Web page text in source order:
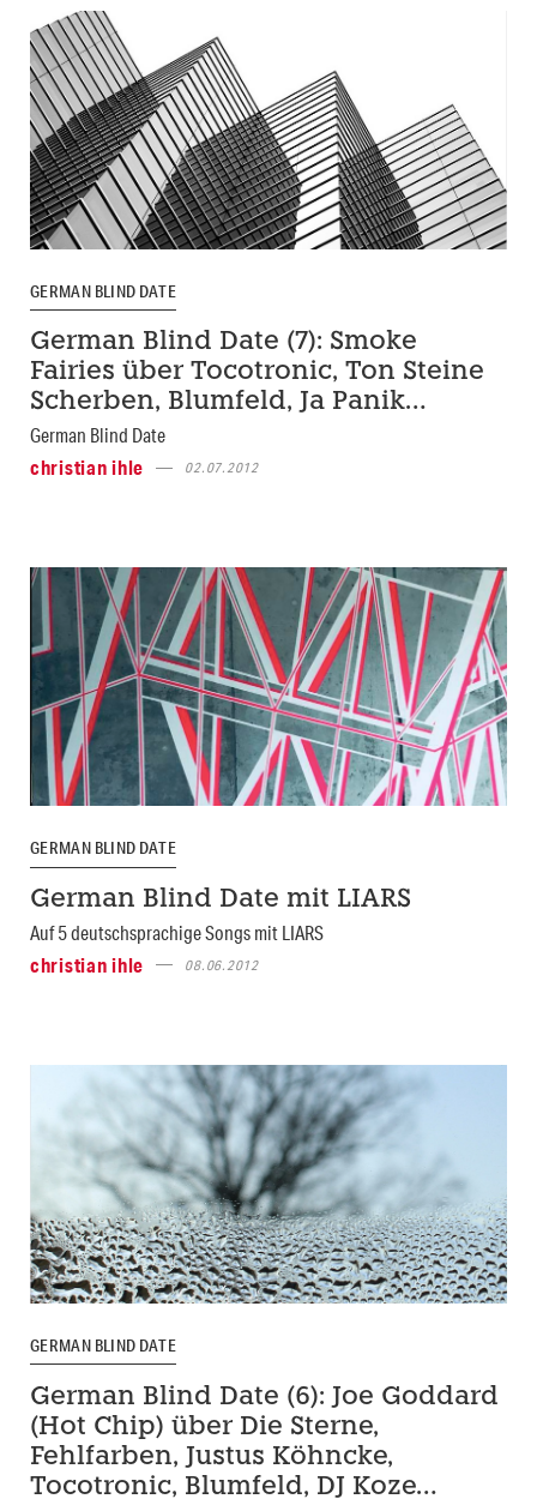
GERMAN BLIND DATE
German Blind Date (7): Smoke
Fairies über Tocotronic, Ton Steine
Scherben, Blumfeld, Ja Panik…
German Blind Date
christian ihle
02.07.2012
GERMAN BLIND DATE
German Blind Date mit LIARS
Auf 5 deutschsprachige Songs mit LIARS
christian ihle
08.06.2012
GERMAN BLIND DATE
German Blind Date (6): Joe Goddard
(Hot Chip) über Die Sterne,
Fehlfarben, Justus Köhncke,
Tocotronic, Blumfeld, DJ Koze…